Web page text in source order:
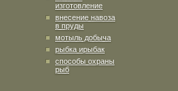
изготовление
внесение навоза
в пруды
мотыль добыча
рыбка ирыбак
способы охраны
рыб